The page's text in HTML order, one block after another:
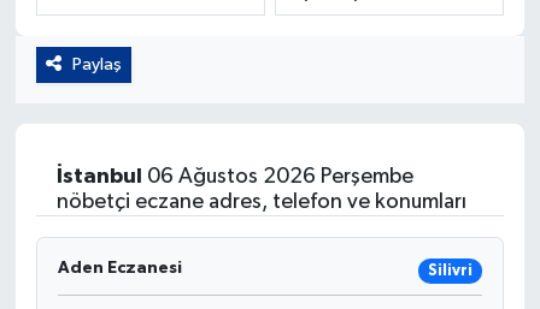
Paylaş
İstanbul
06 Ağustos 2026 Perşembe
nöbetçi eczane adres, telefon ve konumları
Aden Eczanesi Silivri
Haber Arşivi